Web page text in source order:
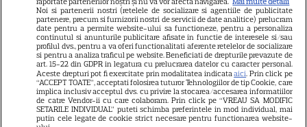
moartea
PRIME VIDEO
Când „Fălci” se întâlnește cu
„Coborâre întunecată”:
Producția claustrofobă de pe
Prime Video ce nu trebuie
Noi si partenerii nostri (retelele de socializare si agentiile de publicitate
partenere, precum si furnizorii nostri de servicii de date analitice) prelucram
date pentru a permite website-ului sa functioneze, pentru a personaliza
continutul si anunturile publicitare afisate in functie de interesele si/sau
profilul dvs., pentru a va oferi functionalitati aferente retelelor de socializare
si pentru a analiza traficul pe website. Beneficiati de drepturile prevazute de
art. 15-22 din GDPR in legatura cu prelucrarea datelor cu caracter personal.
Aceste drepturi pot fi exercitate prin modalitatea indicataaici. Prin click pe
“ACCEPT TOATE”, acceptati folosirea tuturor Tehnologiilor de tip Cookie, care
implica inclusiv acceptul dvs. cu privire la stocarea/accesarea informatiilor
de catre Vendor-ii cu care colaboram. Prin click pe “VREAU SA MODIFIC
SETARILE INDIVIDUAL” puteti schimba preferintele in mod individual, mai
putin cele legate de cookie strict necesare pentru functionarea website-